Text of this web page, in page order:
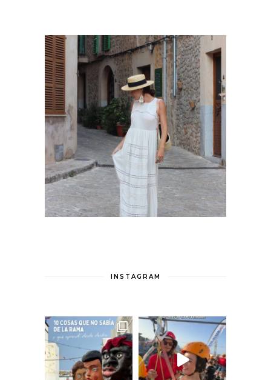
INSTAGRAM